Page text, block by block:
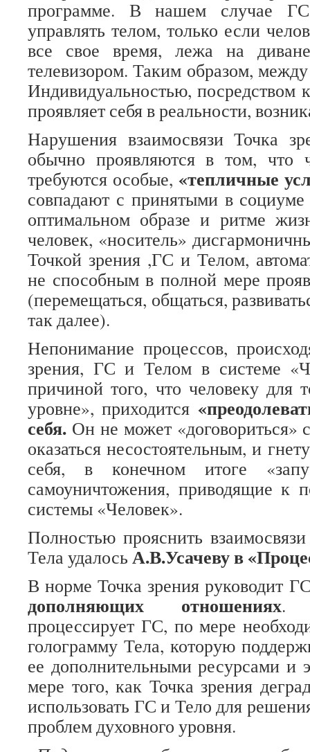
программе. В нашем случае ГС
управлять телом, только если
все свое время, лежа на
телевизором. Таким образом,
Индивидуальностью, посредством
проявляет себя в реальности,
Нарушения взаимосвязи Точка
обычно проявляются в том, что
требуются особые, «тепличные
совпадают с принятыми в социуме
оптимальном образе и ритме
человек, «носитель»
Точкой зрения ,ГС и Телом,
не способным в полной мере
(перемещаться, общаться,
так далее).
Непонимание процессов,
зрения, ГС и Телом в системе
причиной того, что человеку для
уровне», приходится
себя. Он не может «договориться»
оказаться несостоятельным, и
себя, в конечном итоге
самоуничтожения, приводящие к
системы «Человек».
Полностью прояснить
Тела удалось А.В.Усачеву в
В норме Точка зрения руководит
дополняющих отношениях.
процессирует ГС, по мере
голограмму Тела, которую
ее дополнительными ресурсами и
мере того, как Точка зрения
использовать ГС и Тело для
проблем духовного уровня.